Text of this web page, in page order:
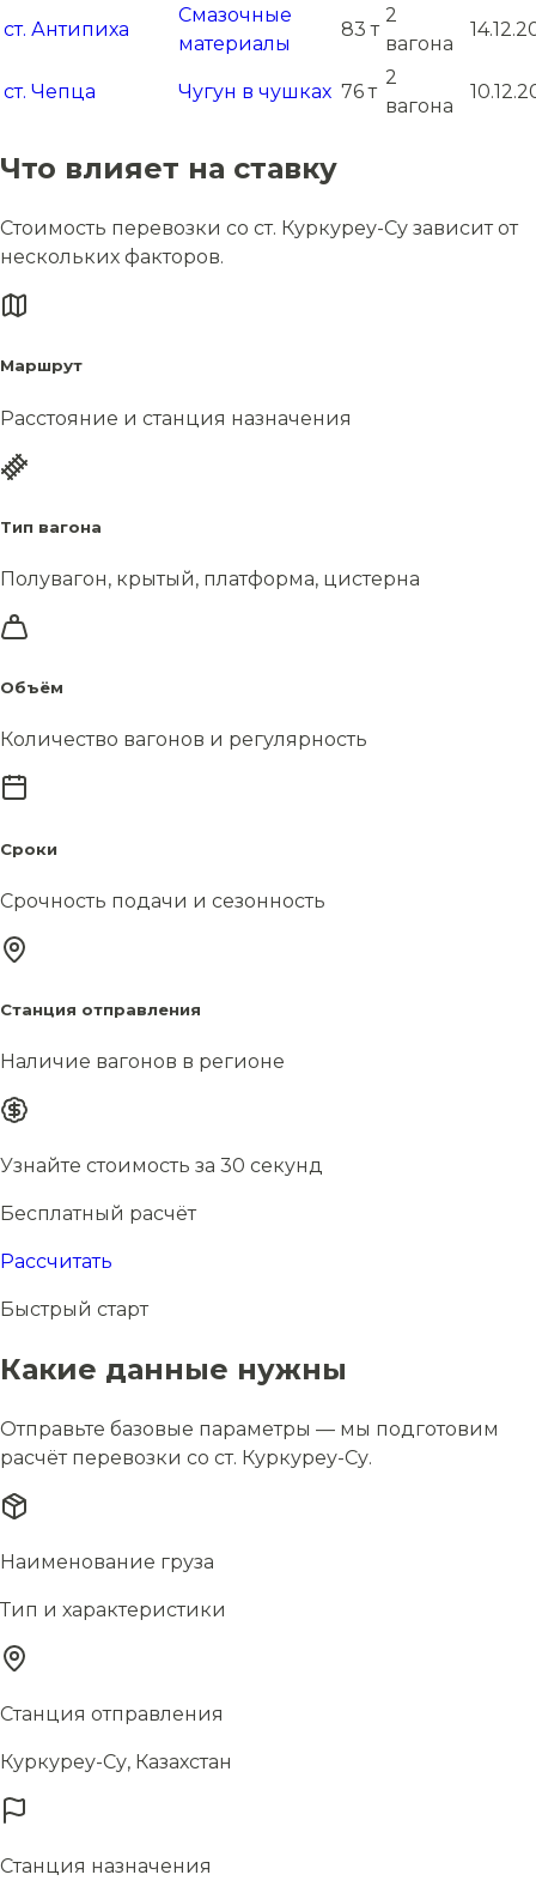
ст. Антипиха
Смазочные
материалы
83 т
2
вагона
ст. Чепца Чугун в чушках 76 т
2
вагона
Что влияет на ставку
Стоимость перевозки со ст. Куркуреу-Су зависит от
нескольких факторов.
Маршрут
Расстояние и станция назначения
Тип вагона
Полувагон, крытый, платформа, цистерна
Объём
Количество вагонов и регулярность
Сроки
Срочность подачи и сезонность
Станция отправления
Наличие вагонов в регионе
Узнайте стоимость за 30 секунд
Бесплатный расчёт
Рассчитать
Быстрый старт
Какие данные нужны
Отправьте базовые параметры — мы подготовим
расчёт перевозки со ст. Куркуреу-Су.
Наименование груза
Тип и характеристики
Станция отправления
Куркуреу-Су, Казахстан
Станция назначения